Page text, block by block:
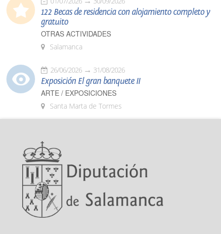
122 Becas de residencia con alojamiento completo y
gratuito
OTRAS ACTIVIDADES
Salamanca
26/06/2026 31/08/2026
Exposición El gran banquete II
ARTE / EXPOSICIONES
Santa Marta de Tormes